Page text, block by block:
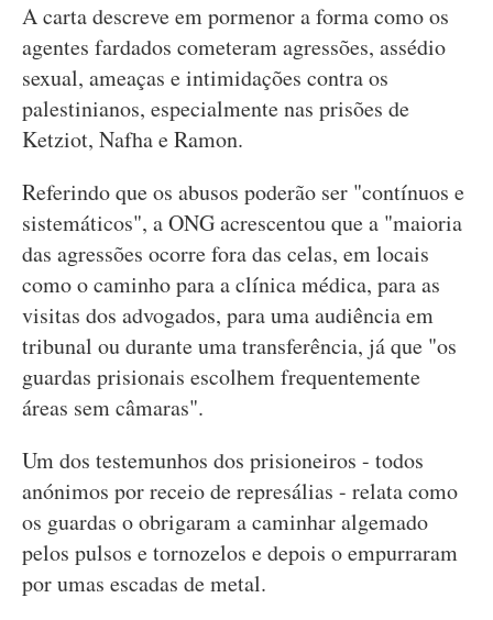
A carta descreve em pormenor a forma como os
agentes fardados cometeram agressões, assédio
sexual, ameaças e intimidações contra os
palestinianos, especialmente nas prisões de
Ketziot, Nafha e Ramon.
Referindo que os abusos poderão ser "contínuos e
sistemáticos", a ONG acrescentou que a "maioria
das agressões ocorre fora das celas, em locais
como o caminho para a clínica médica, para as
visitas dos advogados, para uma audiência em
tribunal ou durante uma transferência, já que "os
guardas prisionais escolhem frequentemente
áreas sem câmaras".
Um dos testemunhos dos prisioneiros - todos
anónimos por receio de represálias - relata como
os guardas o obrigaram a caminhar algemado
pelos pulsos e tornozelos e depois o empurraram
por umas escadas de metal.